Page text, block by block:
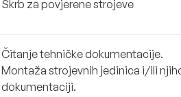
Skrb za povjerene strojeve
Čitanje tehničke dokumentacije.
Montaža strojevnih jedinica i/ili
dokumentaciji.